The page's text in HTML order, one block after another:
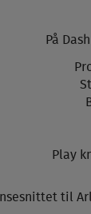
På
Play
til